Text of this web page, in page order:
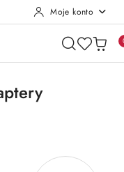
Moje konto